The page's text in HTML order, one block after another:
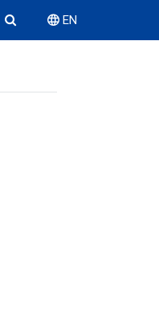
EN